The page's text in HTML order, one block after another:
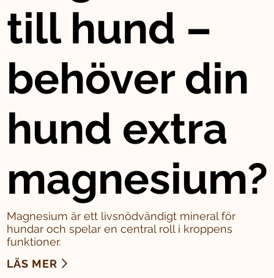
till hund –
behöver din
hund extra
magnesium?
Magnesium är ett livsnödvändigt mineral för
hundar och spelar en central roll i kroppens
funktioner.
LÄS MER